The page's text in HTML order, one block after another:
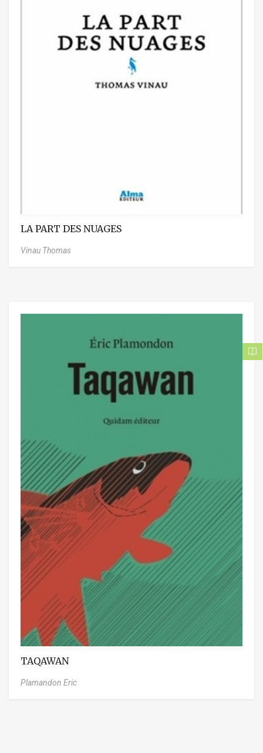
LA PART DES NUAGES
Vinau Thomas
TAQAWAN
Plamandon Eric